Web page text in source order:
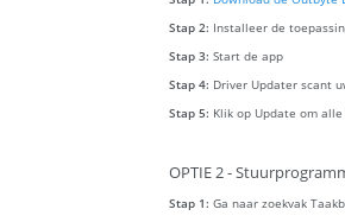
Stap 2: Installeer de
Stap 3: Start de app
Stap 4: Driver Updater scant
Stap 5: Klik op Update om
OPTIE 2 -
Stap 1: Ga naar zoekvak